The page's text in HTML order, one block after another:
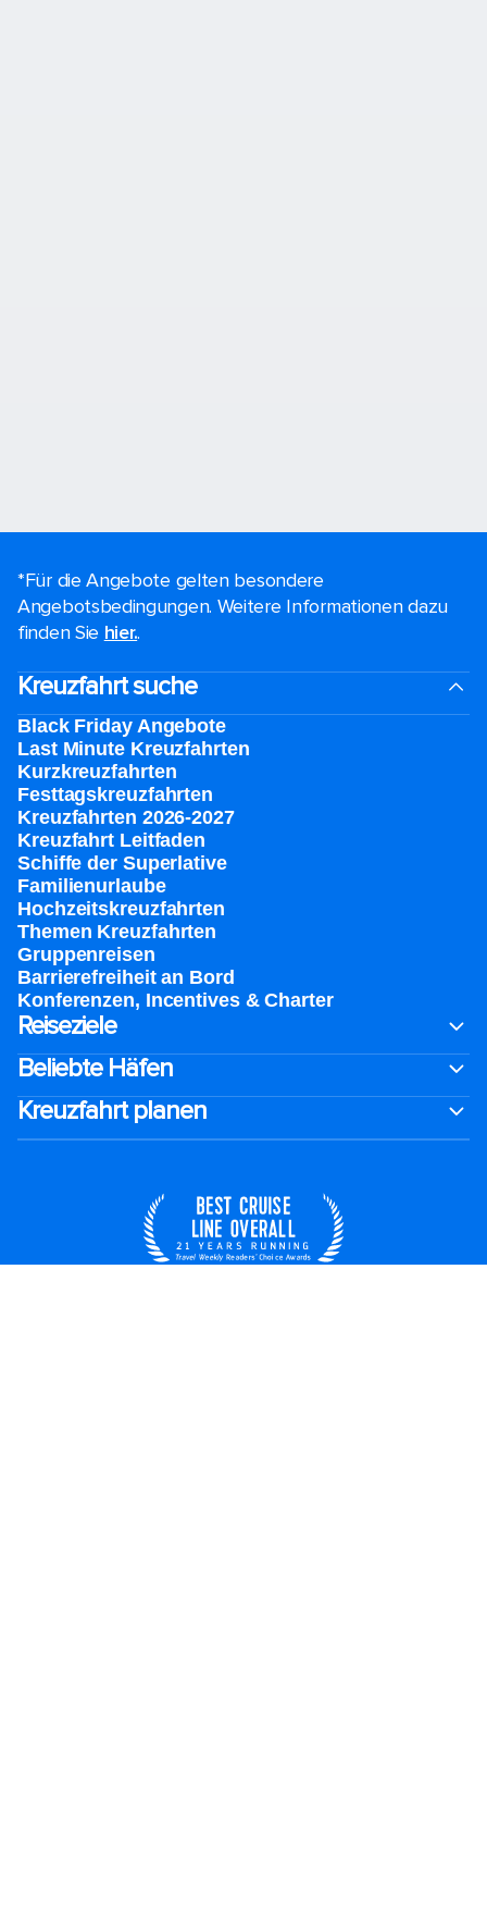
*Für die Angebote gelten besondere
Angebotsbedingungen. Weitere Informationen dazu
finden Sie hier..
Kreuzfahrt suche
Black Friday Angebote
Last Minute Kreuzfahrten
Kurzkreuzfahrten​
Festtagskreuzfahrten​
Kreuzfahrten 2026-2027
Kreuzfahrt Leitfaden
Schiffe der Superlative
Familienurlaube​
Hochzeitskreuzfahrten
Themen Kreuzfahrten
Gruppenreisen
Barrierefreiheit an Bord​
Konferenzen, Incentives & Charter
Reiseziele
Beliebte Häfen
Kreuzfahrt planen